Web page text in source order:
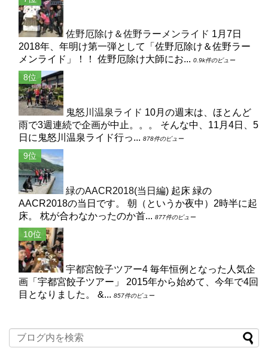
佐野厄除け＆佐野ラーメンライド 1月7日
2018年、年明け第一弾として「佐野厄除け＆佐野ラー
メンライド」！！ 佐野厄除け大師にお... 0.9k件のビュー
鬼怒川温泉ライド 10月の週末は、ほとんど
雨で3週連続で企画が中止。。。 そんな中、11月4日、5
日に鬼怒川温泉ライド行っ... 878件のビュー
緑のAACR2018(当日編) 起床 緑の
AACR2018の当日です。 朝（というか夜中）2時半に起
床。 枕が合わなかったのか首... 877件のビュー
宇都宮餃子ツアー4 毎年恒例となった人気企
画「宇都宮餃子ツアー」 2015年から始めて、今年で4回
目となりました。 &... 857件のビュー